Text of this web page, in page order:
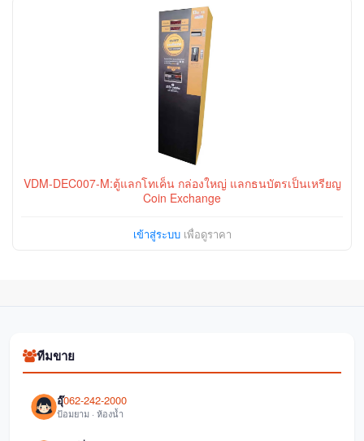
VDM-DEC007-M:ตู้แลกโทเค็น กล่องใหญ่ แลกธนบัตรเป็นเหรียญ
Coin Exchange
เข้าสู่ระบบเพื่อดูราคา
ทีมขาย
อุ๊062-242-2000
ป้อมยาม · ห้องน้ำ